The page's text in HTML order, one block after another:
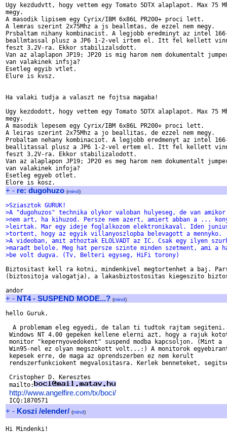
Ugy kezdudvtt, hogy vettem egy Tomato 5DTX alaplapot. Max 75
megy.
A masodik lipisem egy Cyrix/IBM 6x86L PR200+ proci lett.
A lemras szerint 2x75Mhz a js beallmtas, de ezzel nem megy.
Prsbaltam nihany kombinacist. A legjobb eredminyt az intel
beallmtassal plusz a JP6 1-2-vel irtem el. Itt fel kellett
feszt 3,2V-ra. Ekkor stabilizalsdott.
Van az alaplapon JP19; JP20 is mig harom nem dokumentalt
van valakinek infsja?
Esetleg egyib vtlet.
Elure is kvsz.
Ha valaki tudja a valaszt ne fojtsa magaba!
Ugy kezdodott, hogy vettem egy Tomato 5DTX alaplapot. Max 75
megy.
A masodik lepesem egy Cyrix/IBM 6x86L PR200+ proci lett.
A leiras szerint 2x75Mhz a jo beallitas, de ezzel nem megy.
Probaltam nehany kombinaciot. A legjobb eredmenyt az intel
beallitassal plusz a JP6 1-2-vel ertem el. Itt fel kellett
feszt 3,2V-ra. Ekkor stabilizalodott.
Van az alaplapon JP19; JP20 es meg harom nem dokumentalt
van valakinek infoja?
Esetleg egyeb otlet.
+ - re: dugohuzo (mind)
>Sziasztok GURUK!
>A "dugohuzos" technika olykor valoban hulyeseg, de van
>nem art, ha kihuzod. Persze nem azert, amiert abban a ...
>leirtak. Mar egy ideje foglalkozom elektronikaval. Iden
>tortent, hogy az egyik villanyoszlopba belevagott a mennyko.
>A videoban, amit athoztak ELOLVADT az IC. Csak egy ilyen
>maradt belole. Meg hat persze szinte minden szetment, ami a
>be volt dugva. (Tv, Belteri egyseg, HiFi torony)
Biztositast kell ra kotni, mindenkivel megtortenhet a baj.
(biztositoja valogatja), a lakasbiztostositas kiegeszito
+ - NT4 - SUSPEND MODE...? (mind)
hello Guruk.
  A problemam eleg egyedi, de talan ti tudtok rajtam segiteni.
Windows NT 4.00 gepeken kellene elerni azt, hogy a rajuk
monitor "kepernyovedokent" suspend modba kapcsoljon. (Mint a
Win95-nel ez olyan megszokott volt...:) A monitorok
kepesek erre, de maga az oprendszerben ez nem kerult
rendszerfunkciokent megvalositasra. Kerlek benneteket,
Cristopher D. Keresztes
mailto:
http://www.angelfire.com/tx/boci/
+ - Koszi /elender/ (mind)
Hi Mindenki!